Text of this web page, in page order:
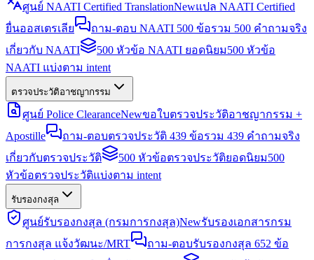
ศูนย์ NAATI Certified TranslationNewแปล NAATI Certified
ยื่นออสเตรเลีย
ถาม-ตอบ NAATI 500 ข้อรวม 500 คำถามจริง
เกี่ยวกับ NAATI
500 หัวข้อ NAATI ยอดนิยม500 หัวข้อ
NAATI แบ่งตาม intent
ตรวจประวัติอาชญากรรม
ศูนย์ Police ClearanceNewขอใบตรวจประวัติอาชญากรรม +
Apostille
ถาม-ตอบตรวจประวัติ 439 ข้อรวม 439 คำถามจริง
เกี่ยวกับตรวจประวัติ
500 หัวข้อตรวจประวัติยอดนิยม500
หัวข้อตรวจประวัติแบ่งตาม intent
รับรองกงสุล
ศูนย์รับรองกงสุล (กรมการกงสุล)Newรับรองเอกสารกรม
การกงสุล แจ้งวัฒนะ/MRT
ถาม-ตอบรับรองกงสุล 652 ข้อ